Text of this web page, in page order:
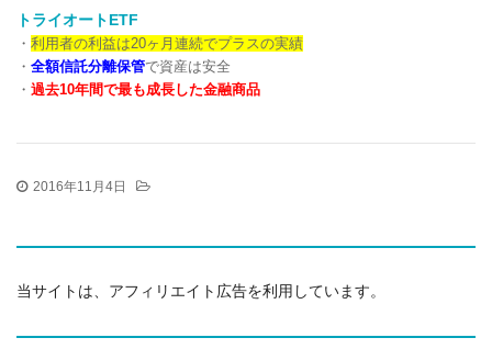
トライオートETF
・ 利用者の利益は20ヶ月連続でプラスの実績
・ 全額信託分離保管で資産は安全
・ 過去10年間で最も成長した金融商品
2016年11月4日
当サイトは、アフィリエイト広告を利用しています。